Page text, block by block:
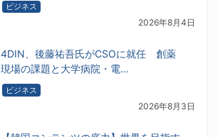
ビジネス
2026年8月4日
4DIN、後藤祐吾氏がCSOに就任 創薬
現場の課題と大学病院・電…
ビジネス
2026年8月3日